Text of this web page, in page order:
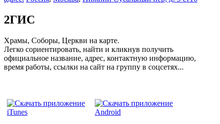
2ГИС
Храмы, Соборы, Церкви на карте.
Легко сориентировать, найти и кликнув получить
официальное название, адрес, контактную информацию,
время работы, ссылки на сайт на группу в соцсетях...